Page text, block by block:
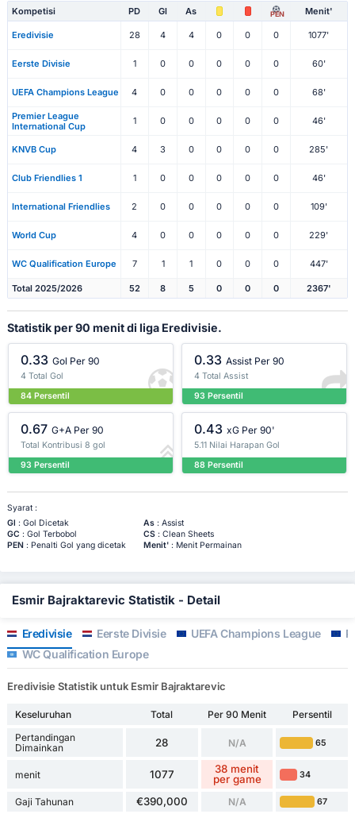
Kompetisi PD Gl As PEN Menit'
Eredivisie 28 4 4 0 0 0 1077'
Eerste Divisie 1 0 0 0 0 0 60'
UEFA Champions League 4 0 0 0 0 0 68'
Premier League
International Cup
1 0 0 0 0 0 46'
KNVB Cup 4 3 0 0 0 0 285'
Club Friendlies 1 1 0 0 0 0 0 46'
International Friendlies 2 0 0 0 0 0 109'
World Cup 4 0 0 0 0 0 229'
WC Qualification Europe 7 1 1 0 0 0 447'
Total 2025/2026 52 8 5 0 0 0 2367'
Statistik per 90 menit di liga Eredivisie.
0.33 Gol Per 90
4 Total Gol
84 Persentil
0.33 Assist Per 90
4 Total Assist
93 Persentil
0.67 G+A Per 90
Total Kontribusi 8 gol
93 Persentil
0.43 xG Per 90'
5.11 Nilai Harapan Gol
88 Persentil
Syarat :
Gl : Gol Dicetak As: Assist
GC : Gol Terbobol CS: Clean Sheets
PEN : Penalti Gol yang dicetak Menit': Menit Permainan
Esmir Bajraktarevic Statistik - Detail
Eredivisie Eerste Divisie UEFA Champions League
WC Qualification Europe
Eredivisie Statistik untuk Esmir Bajraktarevic
Keseluruhan Total Per 90 Menit
Persentil
Pertandingan
Dimainkan
28 N/A 65
menit 1077
38 menit
per game
34
Gaji Tahunan €390,000 N/A 67